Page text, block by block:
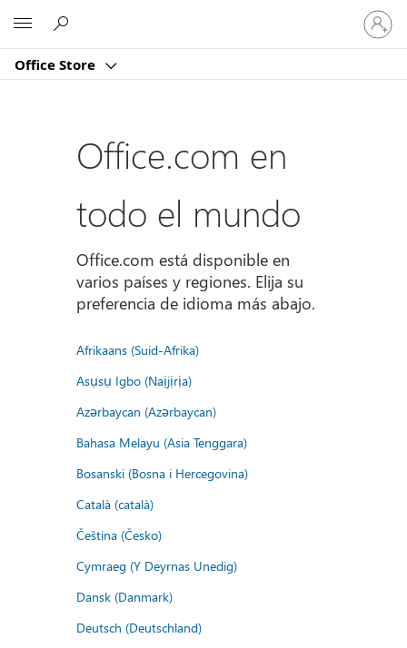
Office Store
Iniciar
sesión
en
cuenta
Office.com en
todo el mundo
Office.com está disponible en
varios países y regiones. Elija su
preferencia de idioma más abajo.
Afrikaans (Suid-Afrika)
Asụsụ Igbo (Naịjịrịa)
Azərbaycan (Azərbaycan)
Bahasa Melayu (Asia Tenggara)
Bosanski (Bosna i Hercegovina)
Català (català)
Čeština (Česko)
Cymraeg (Y Deyrnas Unedig)
Dansk (Danmark)
Deutsch (Deutschland)